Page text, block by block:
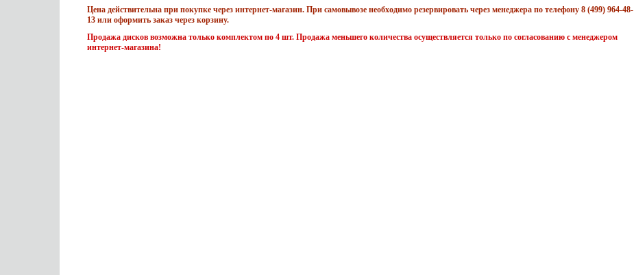
Цена действительна при покупке через интернет-магазин. При самовывозе необходимо резервировать через менеджера по телефону 8 (499) 964-48-
13 или оформить заказ через корзину.
Продажа дисков возможна только комплектом по 4 шт. Продажа меньшего количества осуществляется только по согласованию с менеджером
интернет-магазина!